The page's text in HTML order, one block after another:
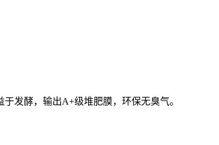
发酵，输出A+级堆肥膜，环保无臭气。